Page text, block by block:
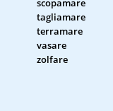
tagliamare
terramare
vasare
zolfare